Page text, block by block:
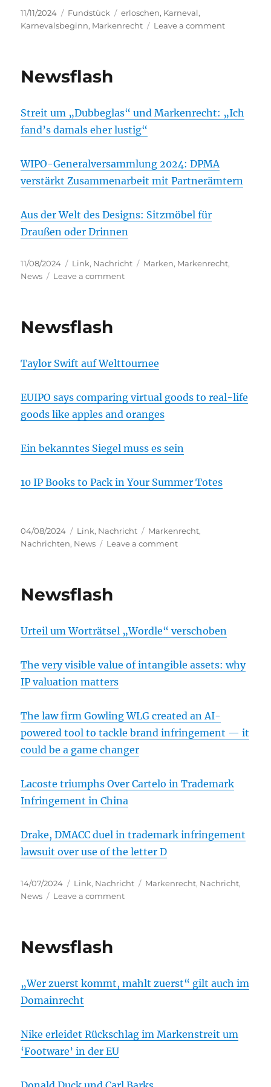
Posted
on
11/11/2024 Categories
Fundstück Tags
erloschen, Karneval,
Karnevalsbeginn, Markenrecht Leave a commenton
Newsflash
Streit um „Dubbeglas“ und Markenrecht: „Ich
fand’s damals eher lustig“
WIPO-Generalversammlung 2024: DPMA
verstärkt Zusammenarbeit mit Partnerämtern
Aus der Welt des Designs: Sitzmöbel für
Draußen oder Drinnen
Posted
on
11/08/2024 Categories
Link, Nachricht Tags
Marken, Markenrecht,
News
Leave a commenton
Newsflash
Taylor Swift auf Welttournee
EUIPO says comparing virtual goods to real-life
goods like apples and oranges
Ein bekanntes Siegel muss es sein
10 IP Books to Pack in Your Summer Totes
Posted
on
04/08/2024 Categories
Link, Nachricht Tags
Markenrecht,
Nachrichten, News Leave a commenton
Newsflash
Urteil um Worträtsel „Wordle“ verschoben
The very visible value of intangible assets: why
IP valuation matters
The law firm Gowling WLG created an AI-
powered tool to tackle brand infringement — it
could be a game changer
Lacoste triumphs Over Cartelo in Trademark
Infringement in China
Drake, DMACC duel in trademark infringement
lawsuit over use of the letter D
Posted
on
14/07/2024 Categories
Link, Nachricht Tags
Markenrecht, Nachricht,
News
Leave a commenton
Newsflash
„Wer zuerst kommt, mahlt zuerst“ gilt auch im
Domainrecht
Nike erleidet Rückschlag im Markenstreit um
‘Footware’ in der EU